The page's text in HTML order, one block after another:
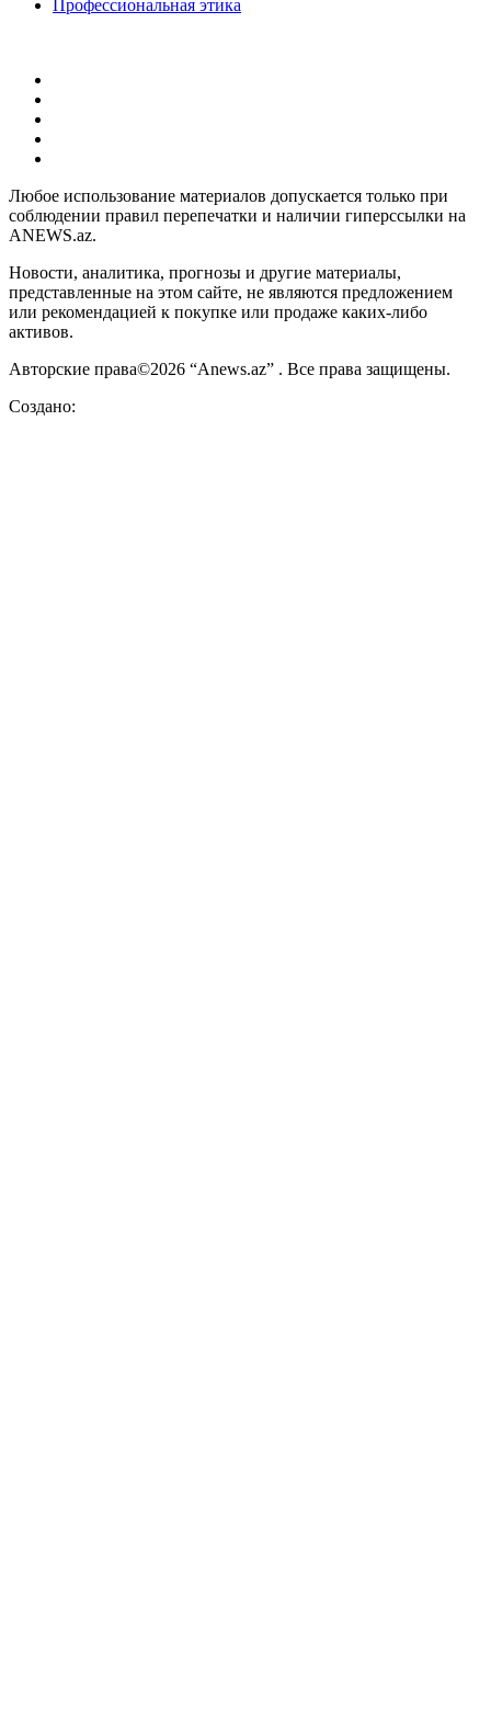
Профессиональная этика
Любое использование материалов допускается только при
соблюдении правил перепечатки и наличии гиперссылки на
ANEWS.az.
Новости, аналитика, прогнозы и другие материалы,
представленные на этом сайте, не являются предложением
или рекомендацией к покупке или продаже каких-либо
активов.
Авторские права©2026 “Anews.az” . Все права защищены.
Создано: